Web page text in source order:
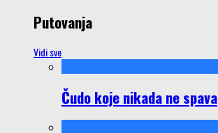
Putovanja
Vidi sve
Čudo koje nikada ne spava